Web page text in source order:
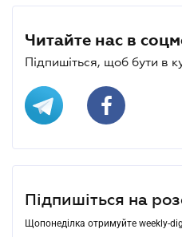
Читайте нас в
Підпишіться, щоб бути в
Підпишіться на
Щопонеділка отримуйте weekly-